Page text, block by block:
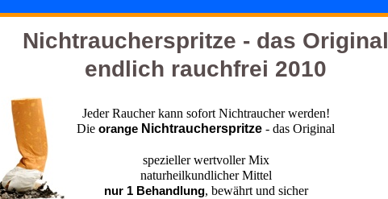
Jeder Raucher kann sofort Nichtraucher werden!
Die orange Nichtraucherspritze - das Original
spezieller wertvoller Mix
naturheilkundlicher Mittel
nur 1 Behandlung, bewährt und sicher
Nichtraucherspritze - das Original
endlich rauchfrei 2010